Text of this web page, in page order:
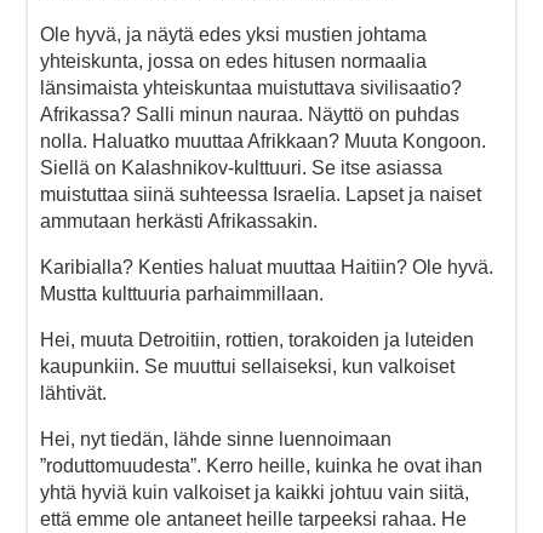
Ole hyvä, ja näytä edes yksi mustien johtama
yhteiskunta, jossa on edes hitusen normaalia
länsimaista yhteiskuntaa muistuttava sivilisaatio?
Afrikassa? Salli minun nauraa. Näyttö on puhdas
nolla. Haluatko muuttaa Afrikkaan? Muuta Kongoon.
Siellä on Kalashnikov-kulttuuri. Se itse asiassa
muistuttaa siinä suhteessa Israelia. Lapset ja naiset
ammutaan herkästi Afrikassakin.
Karibialla? Kenties haluat muuttaa Haitiin? Ole hyvä.
Mustta kulttuuria parhaimmillaan.
Hei, muuta Detroitiin, rottien, torakoiden ja luteiden
kaupunkiin. Se muuttui sellaiseksi, kun valkoiset
lähtivät.
Hei, nyt tiedän, lähde sinne luennoimaan
”roduttomuudesta”. Kerro heille, kuinka he ovat ihan
yhtä hyviä kuin valkoiset ja kaikki johtuu vain siitä,
että emme ole antaneet heille tarpeeksi rahaa. He